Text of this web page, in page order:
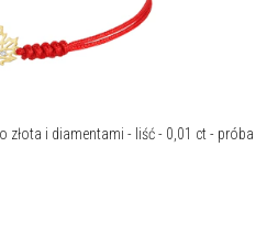
złota i diamentami - liść - 0,01 ct - próba